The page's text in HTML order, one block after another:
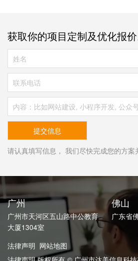
获取你的项目定制及优化报价
请认真填写信息， 我们尽快完成您的方案
广州
广州市天河区五山路中公教育
大厦1304室
佛山
广东省
法律声明 网站地图